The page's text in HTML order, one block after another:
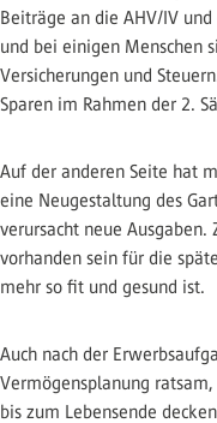
Beiträge an die AHV/IV
und bei einigen Menschen
Versicherungen und
Sparen im Rahmen der 2.
Auf der anderen Seite hat
eine Neugestaltung des
verursacht neue
vorhanden sein für die
mehr so fit und gesund ist.
Auch nach der
Vermögensplanung
bis zum Lebensende